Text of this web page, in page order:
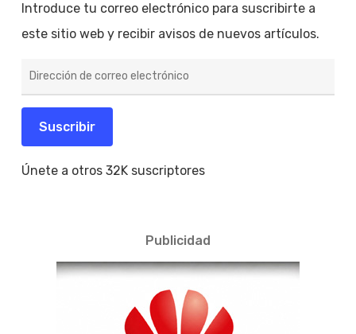
Introduce tu correo electrónico para suscribirte a
este sitio web y recibir avisos de nuevos artículos.
de
electrónico
Suscribir
Únete a otros 32K suscriptores
Publicidad